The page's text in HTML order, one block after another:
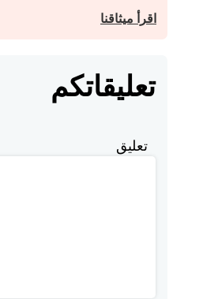
اقرأ ميثاقنا
تعليقاتكم
تعليق